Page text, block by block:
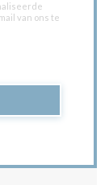
van ons te